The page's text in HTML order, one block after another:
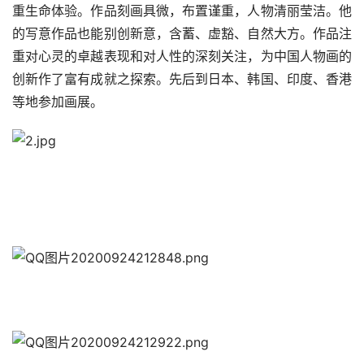
重生命体验。作品刻画具微，布置谨重，人物清丽莹洁。他
的写意作品也能别创新意，含蓄、虚豁、自然大方。作品注
重对心灵的卓越表现和对人性的深刻关注，为中国人物画的
创新作了富有成就之探索。先后到日本、韩国、印度、香港
等地参加画展。